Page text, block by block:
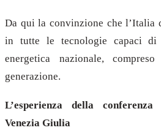
Da qui la convinzione che l’Italia
in tutte le tecnologie capaci di
energetica nazionale,
generazione.
L’esperienza della
Venezia Giulia